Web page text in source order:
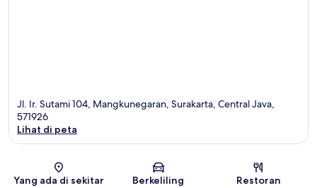
Jl. Ir. Sutami 104, Mangkunegaran, Surakarta, Central Java,
571926
Lihat di peta
Yang ada di sekitar Berkeliling Restoran